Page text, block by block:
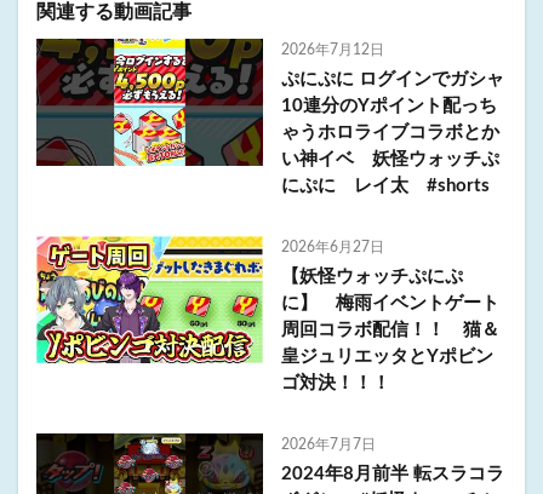
関連する動画記事
2026年7月12日
ぷにぷに ログインでガシャ
10連分のYポイント配っち
ゃうホロライブコラボとか
い神イベ 妖怪ウォッチぷ
にぷに レイ太 #shorts
2026年6月27日
【妖怪ウォッチぷにぷ
に】 梅雨イベントゲート
周回コラボ配信！！ 猫＆
皇ジュリエッタとYポビン
ゴ対決！！！
2026年7月7日
2024年8月前半 転スラコラ